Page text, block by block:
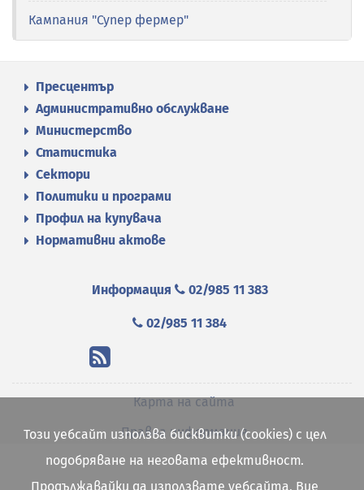
Кампания "Супер фермер"
Пресцентър
Административно обслужване
Министерство
Статистика
Сектори
Политики и програми
Профил на купувача
Нормативни актове
Информация 02/985 11 383
02/985 11 384
Карта на сайта
Правна информация
Този уебсайт използва бисквитки (cookies) с цел
подобряване на неговата ефективност.
Продължавайки да използвате уебсайта, Вие